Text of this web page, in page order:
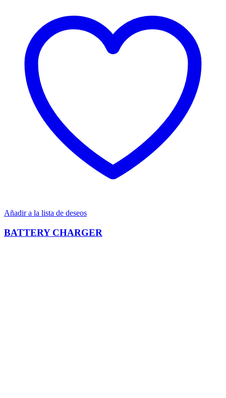
Añadir a la lista de deseos
BATTERY CHARGER